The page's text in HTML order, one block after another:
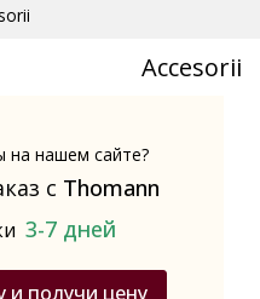
Accesorii
на нашем сайте?
с Thomann
3-7 дней
и получи цену